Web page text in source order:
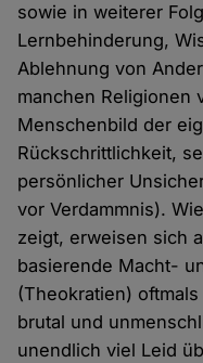
sowie in weiterer
Lernbehinderung,
Ablehnung von
manchen Religionen
Menschenbild der
Rückschrittlichkeit,
persönlicher
vor Verdammnis).
zeigt, erweisen sich
basierende Macht-
(Theokratien)
brutal und
unendlich viel Leid